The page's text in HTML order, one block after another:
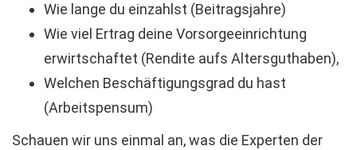
Wie lange du einzahlst (Beitragsjahre)
Wie viel Ertrag deine Vorsorgeeinrichtung
erwirtschaftet (Rendite aufs Altersguthaben),
Welchen Beschäftigungsgrad du hast
(Arbeitspensum)
Schauen wir uns einmal an, was die Experten der